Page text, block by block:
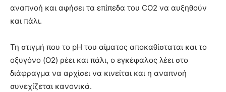
αναπνοή και αφήσει τα επίπεδα του CO2 να αυξηθούν
και πάλι.
Τη στιγμή που το pH του αίματος αποκαθίσταται και το
οξυγόνο (O2) ρέει και πάλι, ο εγκέφαλος λέει στο
διάφραγμα να αρχίσει να κινείται και η αναπνοή
συνεχίζεται κανονικά.